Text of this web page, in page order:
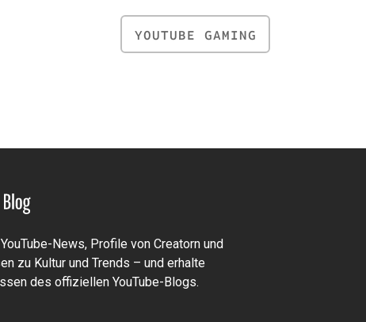
YOUTUBE GAMING
News, Profile von Creatorn und
zu Kultur und Trends – und erhalte
des offiziellen YouTube-Blogs.